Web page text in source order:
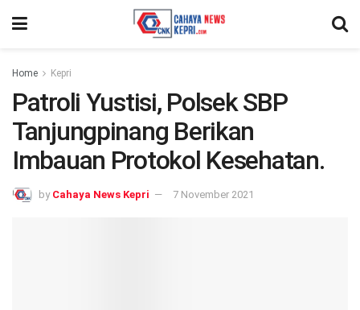
Home Kepri
Patroli Yustisi, Polsek SBP
Tanjungpinang Berikan
Imbauan Protokol Kesehatan.
by Cahaya News Kepri 7 November 2021